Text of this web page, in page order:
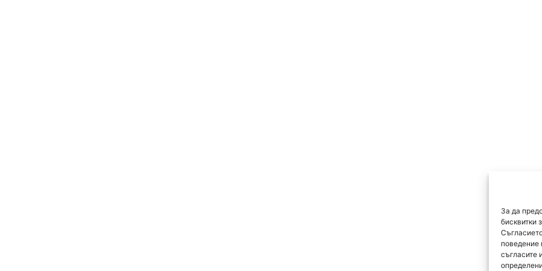
За да
бисквитки
поведение
съгласите